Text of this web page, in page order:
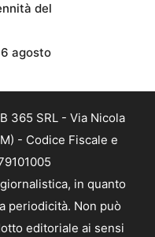
del
agosto
365 SRL - Via Nicola
- Codice Fiscale e
in quanto
periodicità. Non può
editoriale ai sensi